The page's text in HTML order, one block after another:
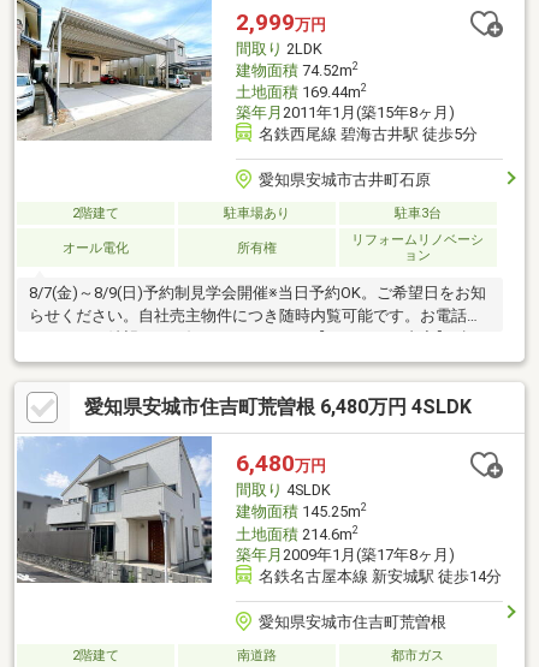
団らんに最適♪
2,999万円
間取り 2LDK
建物面積74.52m2
土地面積169.44m2
築年月 2011年1月(築15年8ヶ月)
名鉄西尾線 碧海古井駅 徒歩5分
愛知県安城市古井町石原
2階建て 駐車場あり 駐車3台
オール電化 所有権
リフォームリノベーシ
ョン
8/7(金)～8/9(日)予約制見学会開催※当日予約OK。ご希望日をお知
らせください。自社売主物件につき随時内覧可能です。お電話か
準シロアリ防除工事、クリーニング、鍵交換、雨漏り点検、設備
点検●外構・外装屋根塗装、外壁塗装●水回りシステムキッチン交
換、トイレ交換、洗面化粧台交換●内装間取変更、室内ドア（一
部）交換、床材上張り、クロス張替え●その他設備給湯器交換、
インターホン設置、火災警報器設置、照明器具交換【おすすめポ
イント】・本物件は条件により住宅ローン減税が適用されま
愛知県安城市住吉町荒曽根 6,480万円 4SLDK
6,480万円
間取り 4SLDK
建物面積145.25m2
土地面積214.6m2
築年月 2009年1月(築17年8ヶ月)
名鉄名古屋本線 新安城駅 徒歩14分
愛知県安城市住吉町荒曽根
2階建て 南道路
都市ガス